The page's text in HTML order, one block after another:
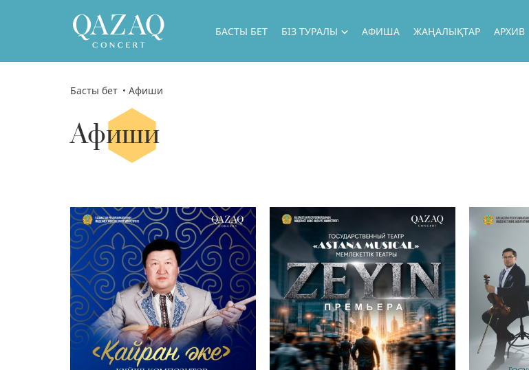
БАСТЫ БЕТ БІЗ ТУРАЛЫ
ФИЛИАЛ
БІЗДІҢ МҮМКІНДІКТЕР
МЕМЛЕКЕТТІК САТЫП АЛУ
ДИРЕКТОР БЛОГЫ
КОМПЛАЕНС ҚЫЗМЕТІ
БАҚ
БОС ОРЫНДАР
АФИША ЖАҢАЛЫҚТАР АРХИВ
Басты бет
Афиши
Афиши